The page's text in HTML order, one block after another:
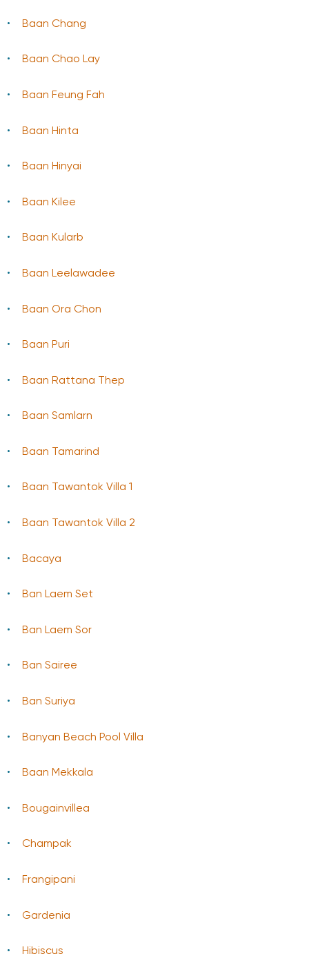
Baan Chang
Baan Chao Lay
Baan Feung Fah
Baan Hinta
Baan Hinyai
Baan Kilee
Baan Kularb
Baan Leelawadee
Baan Ora Chon
Baan Puri
Baan Rattana Thep
Baan Samlarn
Baan Tamarind
Baan Tawantok Villa 1
Baan Tawantok Villa 2
Bacaya
Ban Laem Set
Ban Laem Sor
Ban Sairee
Ban Suriya
Banyan Beach Pool Villa
Baаn Mekkala
Bougainvillea
Champak
Frangipani
Gardenia
Hibiscus